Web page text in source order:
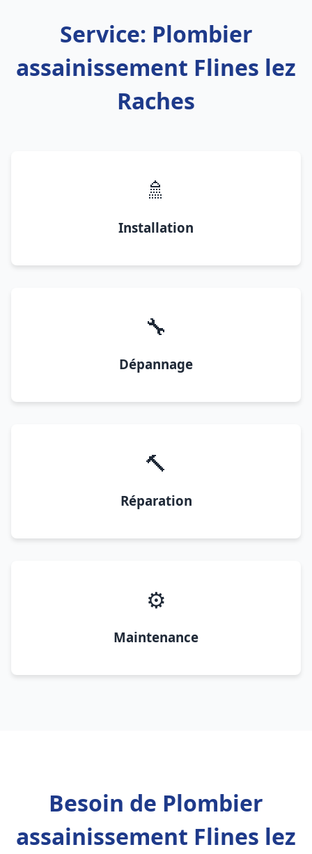
Service: Plombier
assainissement Flines lez
Raches
🚿
Installation
🔧
Dépannage
🔨
Réparation
⚙️
Maintenance
Besoin de Plombier
assainissement Flines lez